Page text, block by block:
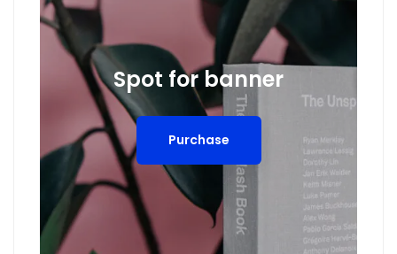
Spot for banner
Purchase